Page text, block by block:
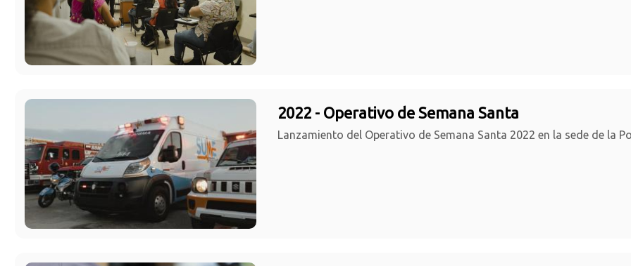
2022 - Operativo de Semana Santa
Lanzamiento del Operativo de Semana Santa 2022 en la sede de la